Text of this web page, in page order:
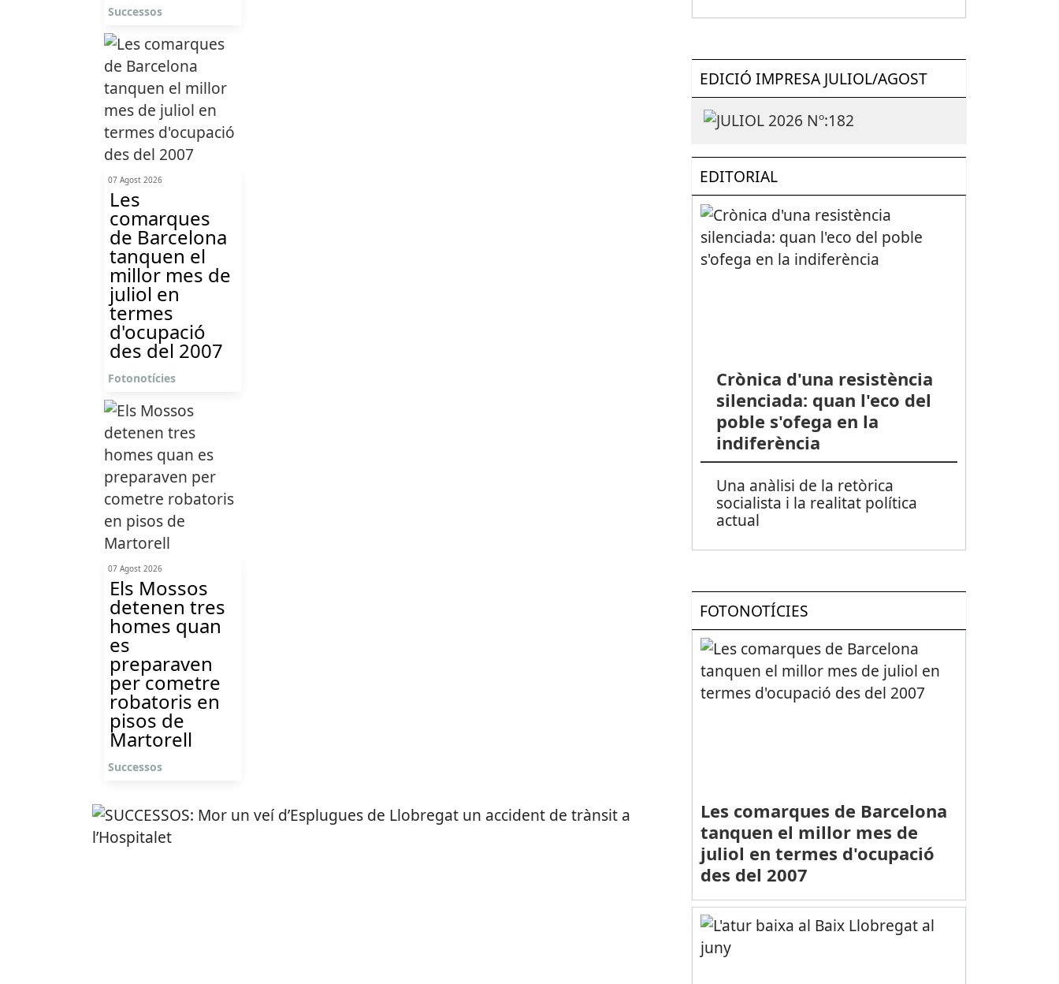
Successos
07 Agost 2026
Les
comarques
de Barcelona
tanquen el
millor mes de
juliol en
termes
d'ocupació
des del 2007
Fotonotícies
07 Agost 2026
Els Mossos
detenen tres
homes quan
es
preparaven
per cometre
robatoris en
pisos de
Martorell
Successos
EDICIÓ IMPRESA JULIOL/AGOST
EDITORIAL
Crònica d'una resistència
silenciada: quan l'eco del
poble s'ofega en la
indiferència
Una anàlisi de la retòrica
socialista i la realitat política
actual
FOTONOTÍCIES
Les comarques de Barcelona
tanquen el millor mes de
juliol en termes d'ocupació
des del 2007